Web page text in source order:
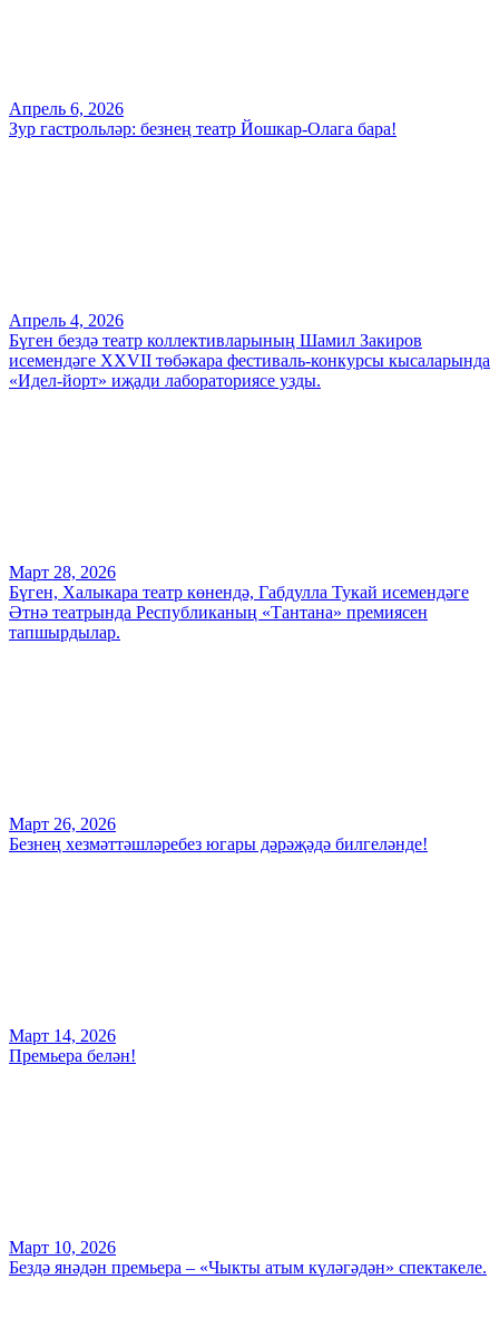
Апрель 6, 2026
Зур гастрольләр: безнең театр Йошкар-Олага бара!
Апрель 4, 2026
Бүген бездә театр коллективларының Шамил Закиров
исемендәге XXVII төбәкара фестиваль-конкурсы кысаларында
«Идел-йорт» иҗади лабораториясе узды.
Март 28, 2026
Бүген, Халыкара театр көнендә, Габдулла Тукай исемендәге
Әтнә театрында Республиканың «Тантана» премиясен
тапшырдылар.
Март 26, 2026
Безнең хезмәттәшләребез югары дәрәҗәдә билгеләнде!
Март 14, 2026
Премьера белән!
Март 10, 2026
Бездә янәдән премьера – «Чыкты атым күләгәдән» спектакеле.